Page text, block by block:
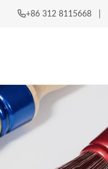
+86 312 8115668